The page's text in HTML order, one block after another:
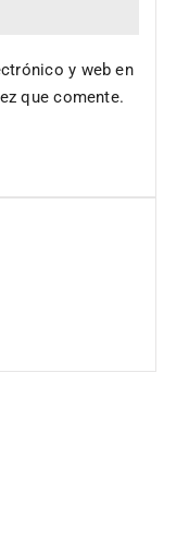
y web en
que comente.